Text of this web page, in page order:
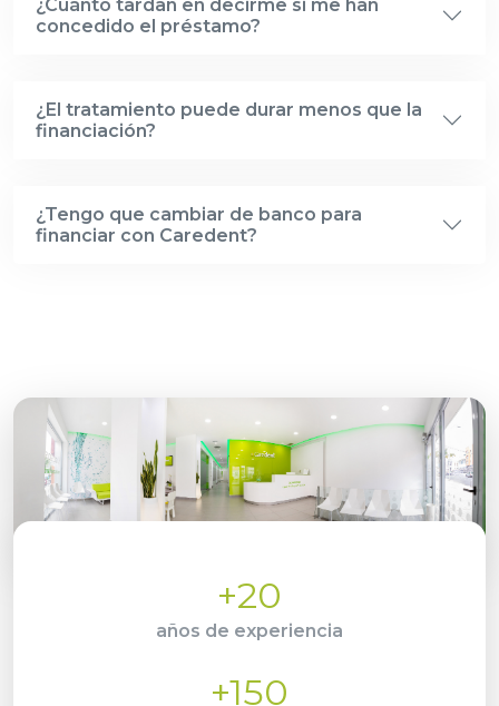
¿Cuánto tardan en decirme si me han
concedido el préstamo?
¿El tratamiento puede durar menos que la
financiación?
¿Tengo que cambiar de banco para
financiar con Caredent?
+20
años de experiencia
+150